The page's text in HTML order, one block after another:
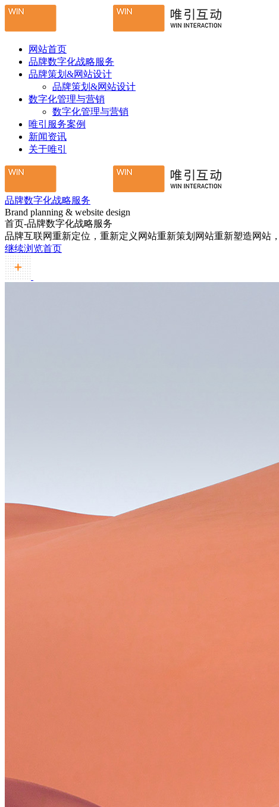
网站首页
品牌数字化战略服务
品牌策划&网站设计
品牌策划&网站设计
数字化管理与营销
数字化管理与营销
唯引服务案例
新闻资讯
关于唯引
品牌数字化战略服务
Brand planning & website design
首页-品牌数字化战略服务
品牌互联网重新定位，重新定义网站重新策划网站重新塑造网站
继续浏览首页